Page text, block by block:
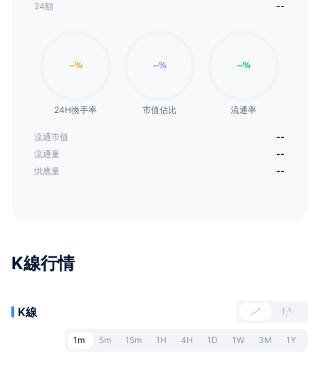
24額
--
24H換手率 市值佔比 流通率
流通市值
--
流通量
--
供應量
--
K線行情
K線
1m 5m 15m 1H 4H 1D 1W 3M 1Y